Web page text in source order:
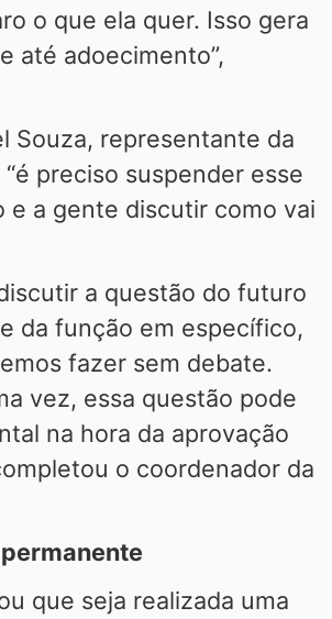
o que ela quer. Isso gera
até adoecimento”,
Souza, representante da
“é preciso suspender esse
e a gente discutir como vai
a questão do futuro
da função em específico,
fazer sem debate.
vez, essa questão pode
na hora da aprovação
o coordenador da
que seja realizada uma